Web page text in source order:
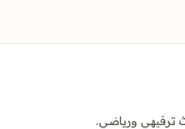
ترفيهي ورياضي.